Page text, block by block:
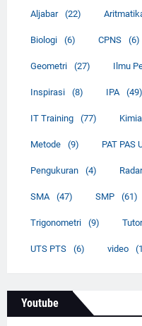
Aljabar (22)
Biologi (6) CPNS (6)
Geometri (27) Ilmu
Inspirasi (8) IPA (49)
IT Training (77) Kimia
Metode (9) PAT PAS
Pengukuran (4)
SMA (47) SMP (61)
Trigonometri (9)
UTS PTS (6) video
Youtube